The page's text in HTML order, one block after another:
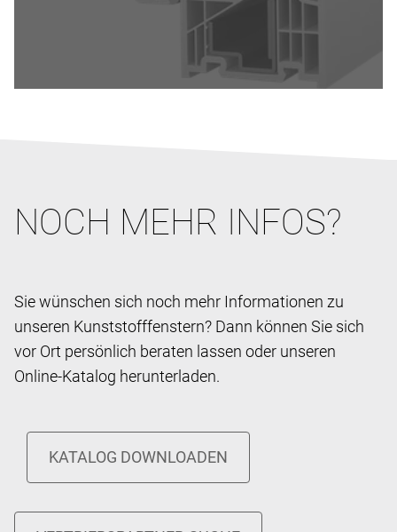
NOCH MEHR INFOS?
Sie wünschen sich noch mehr Informationen zu
unseren Kunststofffenstern? Dann können Sie sich
vor Ort persönlich beraten lassen oder unseren
Online-Katalog herunterladen.